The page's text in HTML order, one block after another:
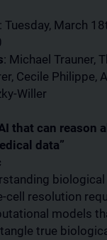
: Tuesday, March
: Michael Trauner,
Cecile Philippe,
Willer
that can reason
data”
cell resolution
models
true